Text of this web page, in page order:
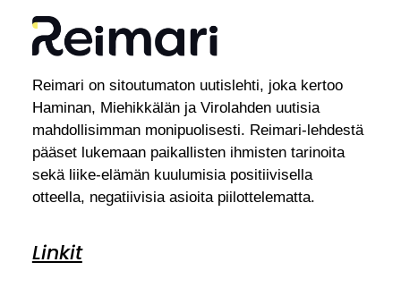
Reimari on sitoutumaton uutislehti, joka kertoo
Haminan, Miehikkälän ja Virolahden uutisia
mahdollisimman monipuolisesti. Reimari-lehdestä
pääset lukemaan paikallisten ihmisten tarinoita
sekä liike-elämän kuulumisia positiivisella
otteella, negatiivisia asioita piilottelematta.
Linkit